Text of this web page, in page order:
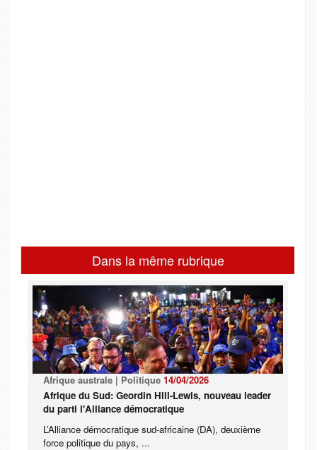
Dans la même rubrique
Afrique australe | Politique 14/04/2026
Afrique du Sud: Geordin Hill-Lewis, nouveau leader
du parti l'Alliance démocratique
L’Alliance démocratique sud-africaine (DA), deuxième
force politique du pays, ...